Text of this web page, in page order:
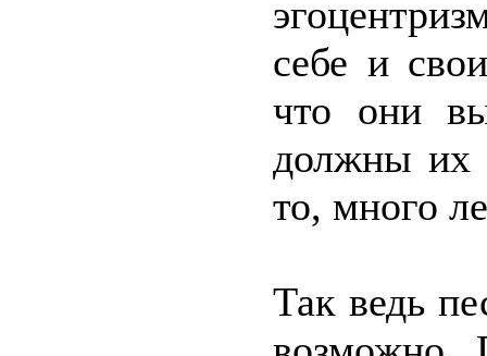
себе и
что они
должны их
то, много
Так ведь